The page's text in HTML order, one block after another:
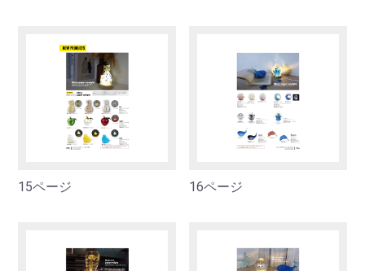
15ページ 16ページ